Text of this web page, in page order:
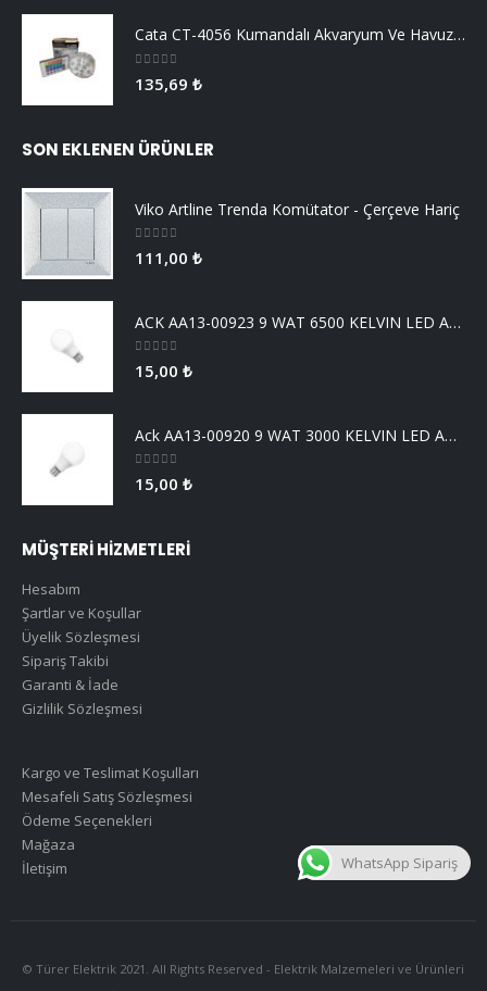
Cata CT-4056 Kumandalı Akvaryum Ve Havuz Aydınlatma
0 5 üzerinden
135,69 ₺
SON EKLENEN ÜRÜNLER
Viko Artline Trenda Komütator - Çerçeve Hariç
0 5 üzerinden
111,00 ₺
ACK AA13-00923 9 WAT 6500 KELVIN LED AMPUL
0 5 üzerinden
15,00 ₺
Ack AA13-00920 9 WAT 3000 KELVIN LED AMPUL
0 5 üzerinden
15,00 ₺
MÜŞTERİ HİZMETLERİ
Hesabım
Şartlar ve Koşullar
Üyelik Sözleşmesi
Sipariş Takibi
Garanti & İade
Gizlilik Sözleşmesi
Kargo ve Teslimat Koşulları
Mesafeli Satış Sözleşmesi
Ödeme Seçenekleri
Mağaza
İletişim
© Türer Elektrik 2021. All Rights Reserved - Elektrik Malzemeleri ve Ürünleri
WhatsApp Sipariş